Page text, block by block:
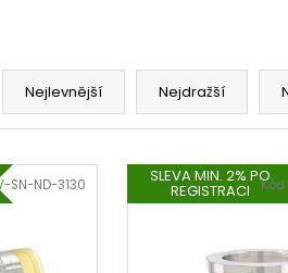
Nejlevnější Nejdražší
SN-ND-3130 SLEVA MIN. 2% PO
REGISTRACI Kód: